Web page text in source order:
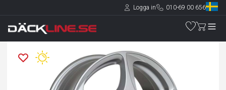
Logga in 010-69 00 656